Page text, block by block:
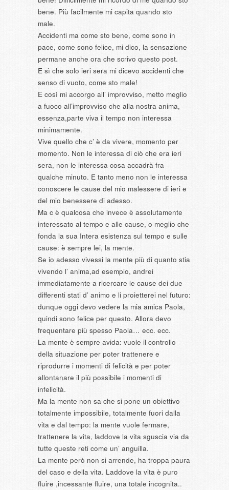
bene. Più facilmente mi capita quando sto
male.
Accidenti ma come sto bene, come sono in
pace, come sono felice, mi dico, la sensazione
permane anche ora che scrivo questo post.
E sì che solo ieri sera mi dicevo accidenti che
senso di vuoto, come sto male!
E così mi accorgo all’ improvviso, metto meglio
a fuoco all’improvviso che alla nostra anima,
essenza,parte viva il tempo non interessa
minimamente.
Vive quello che c’ è da vivere, momento per
momento. Non le interessa di ciò che era ieri
sera, non le interessa cosa accadrà fra
qualche minuto. E tanto meno non le interessa
conoscere le cause del mio malessere di ieri e
del mio benessere di adesso.
Ma c è qualcosa che invece è assolutamente
interessato al tempo e alle cause, o meglio che
fonda la sua Intera esistenza sul tempo e sulle
cause: è sempre lei, la mente.
Se io adesso vivessi la mente più di quanto stia
vivendo l’ anima,ad esempio, andrei
immediatamente a ricercare le cause dei due
differenti stati d’ animo e li proietterei nel futuro:
dunque oggi devo vedere la mia amica Paola,
quindi sono felice per questo. Allora devo
frequentare più spesso Paola… ecc. ecc.
La mente è sempre avida: vuole il controllo
della situazione per poter trattenere e
riprodurre i momenti di felicità e per poter
allontanare il più possibile i momenti di
infelicità.
Ma la mente non sa che si pone un obiettivo
totalmente impossibile, totalmente fuori dalla
vita e dal tempo: la mente vuole fermare,
trattenere la vita, laddove la vita sguscia via da
tutte queste reti come un’ anguilla.
La mente però non si arrende, ha troppa paura
del caso e della vita. Laddove la vita è puro
fluire ,incessante fluire, una totale incognita..